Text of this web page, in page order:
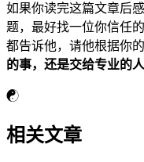
如果你读完这篇文章后
题，最好找一位你信任
都告诉他，请他根据你
的事，还是交给专业的人
☯
相关文章